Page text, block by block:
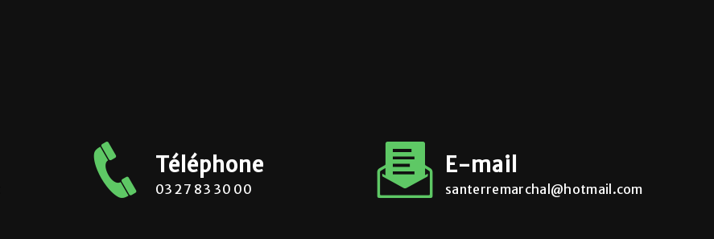
Téléphone
03 27 83 30 00
E-mail
santerremarchal@hotmail.com